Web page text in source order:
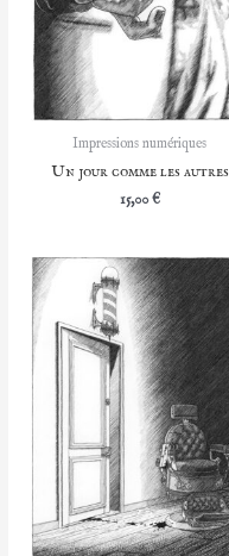
Impressions numériques
Un jour comme les autres
15,00€